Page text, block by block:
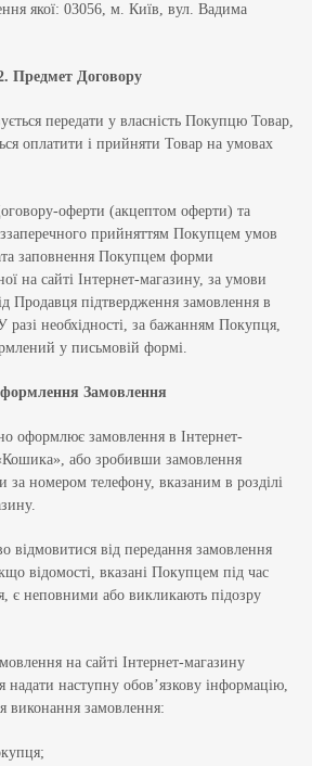
якої: 03056, м. Київ, вул. Вадима
Предмет Договору
передати у власність Покупцю Товар,
оплатити і прийняти Товар на умовах
оферти (акцептом оферти) та
прийняттям Покупцем умов
заповнення Покупцем форми
на сайті Інтернет-магазину, за умови
Продавця підтвердження замовлення в
разі необхідності, за бажанням Покупця,
у письмовій формі.
Замовлення
оформлює замовлення в Інтернет-
або зробивши замовлення
номером телефону, вказаним в розділі
відмовитися від передання замовлення
відомості, вказані Покупцем під час
є неповними або викликають підозру
на сайті Інтернет-магазину
надати наступну обов’язкову інформацію,
виконання замовлення: